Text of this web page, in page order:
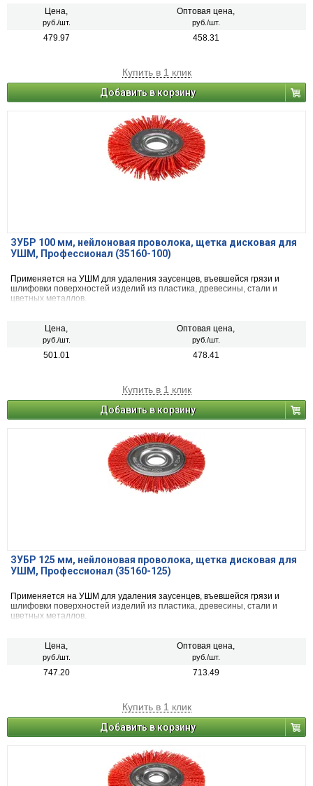
Цена,
руб./шт.
Оптовая цена,
руб./шт.
479.97 458.31
Купить в 1 клик
Добавить в корзину
ЗУБР 100 мм, нейлоновая проволока, щетка дисковая для
УШМ, Профессионал (35160-100)
Применяется на УШМ для удаления заусенцев, въевшейся грязи и
шлифовки поверхностей изделий из пластика, древесины, стали и
цветных металлов.
Цена,
руб./шт.
Оптовая цена,
руб./шт.
501.01 478.41
Купить в 1 клик
Добавить в корзину
ЗУБР 125 мм, нейлоновая проволока, щетка дисковая для
УШМ, Профессионал (35160-125)
Применяется на УШМ для удаления заусенцев, въевшейся грязи и
шлифовки поверхностей изделий из пластика, древесины, стали и
цветных металлов.
Цена,
руб./шт.
Оптовая цена,
руб./шт.
747.20 713.49
Купить в 1 клик
Добавить в корзину